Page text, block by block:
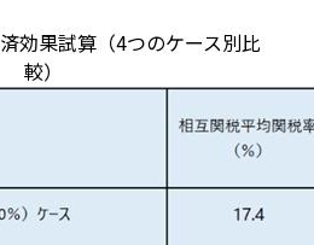
効果試算（4つのケース別比
較）